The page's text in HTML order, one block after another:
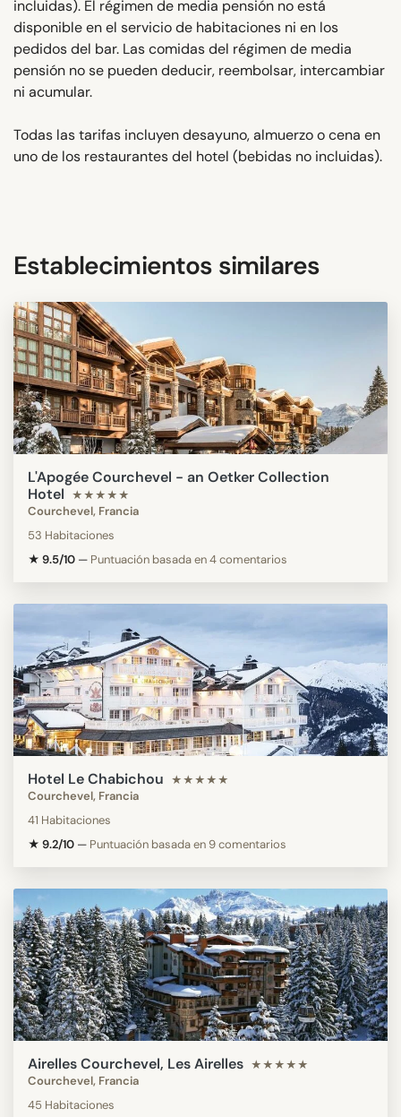
incluidas). El régimen de media pensión no está
disponible en el servicio de habitaciones ni en los
pedidos del bar. Las comidas del régimen de media
pensión no se pueden deducir, reembolsar, intercambiar
ni acumular.
Todas las tarifas incluyen desayuno, almuerzo o cena en
uno de los restaurantes del hotel (bebidas no incluidas).
Establecimientos similares
L'Apogée Courchevel - an Oetker Collection
Hotel
★★★★★
Courchevel, Francia
53 Habitaciones
★ 9.5/10 — Puntuación basada en 4 comentarios
Hotel Le Chabichou ★★★★★
Courchevel, Francia
41 Habitaciones
★ 9.2/10 — Puntuación basada en 9 comentarios
Airelles Courchevel, Les Airelles ★★★★★
Courchevel, Francia
45 Habitaciones